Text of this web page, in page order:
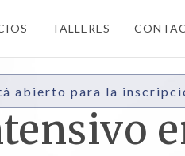
TALLERES
abierto para la